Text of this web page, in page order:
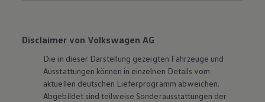
Disclaimer von Volkswagen AG
Die in dieser Darstellung gezeigten Fahrzeuge und
Ausstattungen können in einzelnen Details vom
aktuellen deutschen Lieferprogramm abweichen.
Abgebildet sind teilweise Sonderausstattungen der